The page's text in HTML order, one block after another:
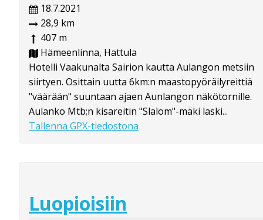
18.7.2021
28,9 km
407 m
Hämeenlinna, Hattula
Hotelli Vaakunalta Sairion kautta Aulangon metsiin
siirtyen. Osittain uutta 6km:n maastopyöräilyreittiä
"väärään" suuntaan ajaen Aunlangon näkötornille.
Aulanko Mtb;n kisareitin "Slalom"-mäki laski...
Tallenna GPX-tiedostona
Luopioisiin